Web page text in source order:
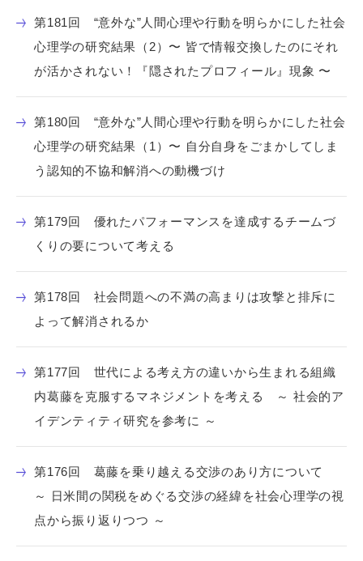
第181回 “意外な”人間心理や行動を明らかにした社会
心理学の研究結果（2）〜 皆で情報交換したのにそれ
が活かされない！『隠されたプロフィール』現象 〜
第180回 “意外な”人間心理や行動を明らかにした社会
心理学の研究結果（1）〜 自分自身をごまかしてしま
う認知的不協和解消への動機づけ
第179回 優れたパフォーマンスを達成するチームづ
くりの要について考える
第178回 社会問題への不満の高まりは攻撃と排斥に
よって解消されるか
第177回 世代による考え方の違いから生まれる組織
内葛藤を克服するマネジメントを考える ～ 社会的ア
イデンティティ研究を参考に ～
第176回 葛藤を乗り越える交渉のあり方について
～ 日米間の関税をめぐる交渉の経緯を社会心理学の視
点から振り返りつつ ～